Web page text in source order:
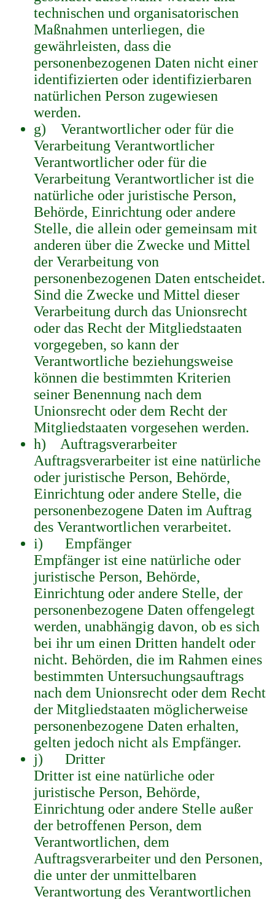
technischen und organisatorischen
Maßnahmen unterliegen, die
gewährleisten, dass die
personenbezogenen Daten nicht einer
identifizierten oder identifizierbaren
natürlichen Person zugewiesen
werden.
g) Verantwortlicher oder für die
Verarbeitung Verantwortlicher
Verantwortlicher oder für die
Verarbeitung Verantwortlicher ist die
natürliche oder juristische Person,
Behörde, Einrichtung oder andere
Stelle, die allein oder gemeinsam mit
anderen über die Zwecke und Mittel
der Verarbeitung von
personenbezogenen Daten entscheidet.
Sind die Zwecke und Mittel dieser
Verarbeitung durch das Unionsrecht
oder das Recht der Mitgliedstaaten
vorgegeben, so kann der
Verantwortliche beziehungsweise
können die bestimmten Kriterien
seiner Benennung nach dem
Unionsrecht oder dem Recht der
Mitgliedstaaten vorgesehen werden.
h) Auftragsverarbeiter
Auftragsverarbeiter ist eine natürliche
oder juristische Person, Behörde,
Einrichtung oder andere Stelle, die
personenbezogene Daten im Auftrag
des Verantwortlichen verarbeitet.
i) Empfänger
Empfänger ist eine natürliche oder
juristische Person, Behörde,
Einrichtung oder andere Stelle, der
personenbezogene Daten offengelegt
werden, unabhängig davon, ob es sich
bei ihr um einen Dritten handelt oder
nicht. Behörden, die im Rahmen eines
bestimmten Untersuchungsauftrags
nach dem Unionsrecht oder dem Recht
der Mitgliedstaaten möglicherweise
personenbezogene Daten erhalten,
gelten jedoch nicht als Empfänger.
j) Dritter
Dritter ist eine natürliche oder
juristische Person, Behörde,
Einrichtung oder andere Stelle außer
der betroffenen Person, dem
Verantwortlichen, dem
Auftragsverarbeiter und den Personen,
die unter der unmittelbaren
Verantwortung des Verantwortlichen